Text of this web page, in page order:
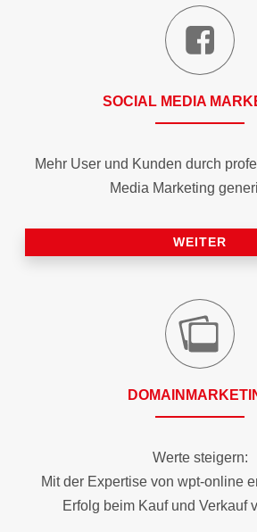
SOCIAL MEDIA
Mehr User und Kunden durch
Media Marketing
WEITER
Werte steigern:
Mit der Expertise von wpt-online
Erfolg beim Kauf und Verkauf